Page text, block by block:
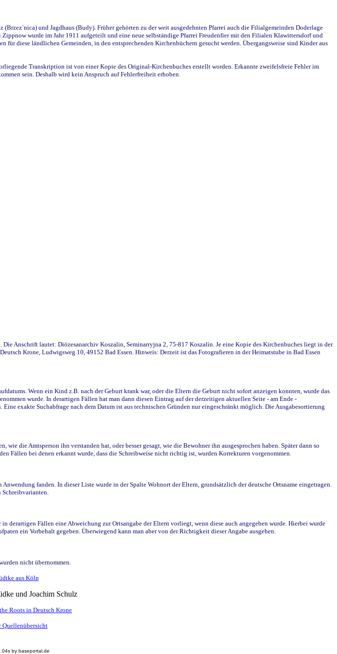
und Jagdhaus (Budy). Früher gehörten zu der weit ausgedehnten Pfarrei auch die Filialgemeinden Doderlage
wurde im Jahr 1911 aufgeteilt und eine neue selbständige Pfarrei Freudenfier mit den Filialen Klawittersdorf und
diese ländlichen Gemeinden, in den entsprechenden Kirchenbüchern gesucht werden. Übergangsweise sind Kinder aus
Transkription ist von einer Kopie des Original-Kirchenbuches erstellt worden. Erkannte zweifelsfreie Fehler im
sein. Deshalb wird kein Anspruch auf Fehlerfreiheit erhoben.
Anschrift lautet: Diözesanarchiv Koszalin, Seminarryjna 2, 75-817 Koszalin. Je eine Kopie des Kirchenbuches liegt in der
Krone, Ludwigsweg 10, 49152 Bad Essen. Hinweis: Derzeit ist das Fotografieren in der Heimatstube in Bad Essen
Wenn ein Kind z.B. nach der Geburt krank war, oder die Eltern die Geburt nicht sofort anzeigen konnten, wurde das
wurde. In derartigen Fällen hat man dann diesen Eintrag auf der derzeitigen aktuellen Seite - am Ende -
exakte Suchabfrage nach dem Datum ist aus technischen Gründen nur eingeschränkt möglich. Die Ausgabesortierung
die Amtsperson ihn verstanden hat, oder besser gesagt, wie die Bewohner ihn ausgesprochen haben. Später dann so
Fällen bei denen erkannt wurde, dass die Schreibweise nicht richtig ist, wurden Korrekturen vorgenommen.
fanden. In dieser Liste wurde in der Spalte Wohnort der Eltern, grundsätzlich der deutsche Ortsname eingetragen.
derartigen Fällen eine Abweichung zur Ortsangabe der Eltern vorliegt, wenn diese auch angegeben wurde. Hierbei wurde
ein Vorbehalt gegeben. Überwiegend kann man aber von der Richtigkeit dieser Angabe ausgehen.
nicht übernommen.
aus Köln
und Joachim Schulz
Roots in Deutsch Krone
Quellenübersicht
by baseportal.de